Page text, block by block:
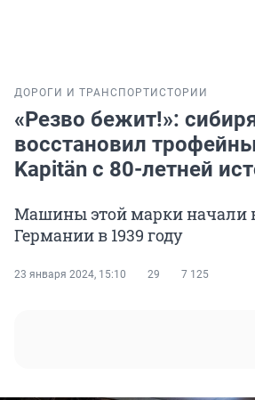
ДОРОГИ И ТРАНСПОРТ ИСТОРИИ
«Резво бежит!»:
восстановил
Kapitän с 80-летней
Машины этой марки начали
Германии в 1939 году
23 января 2024, 15:10 29 7 125